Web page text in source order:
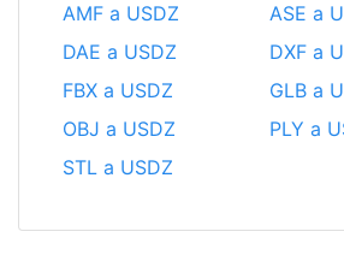
AMF a USDZ
ASE a
DAE a USDZ
DXF a
FBX a USDZ
GLB a
OBJ a USDZ
PLY a
STL a USDZ